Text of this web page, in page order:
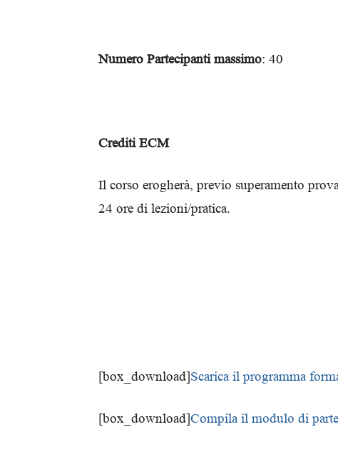
Numero Partecipanti massimo: 40
Crediti ECM
Il corso erogherà, previo superamento
24 ore di lezioni/pratica.
[box_download]Scarica il programma
[box_download]Compila il modulo di